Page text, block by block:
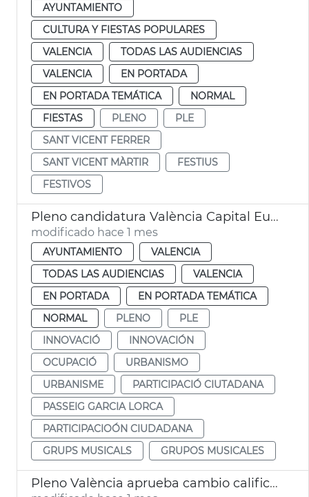
AYUNTAMIENTO
CULTURA Y FIESTAS POPULARES
VALENCIA
TODAS LAS AUDIENCIAS
VALENCIA
EN PORTADA
EN PORTADA TEMÁTICA
NORMAL
FIESTAS
PLENO
PLE
SANT VICENT FERRER
SANT VICENT MÀRTIR
FESTIUS
FESTIVOS
Pleno candidatura València Capital Europea Innovación
modificado hace 1 mes
AYUNTAMIENTO
VALENCIA
TODAS LAS AUDIENCIAS
VALENCIA
EN PORTADA
EN PORTADA TEMÁTICA
NORMAL
PLENO
PLE
INNOVACIÓ
INNOVACIÓN
OCUPACIÓ
URBANISMO
URBANISME
PARTICIPACIÓ CIUTADANA
PASSEIG GARCIA LORCA
PARTICIPACIOÓN CIUDADANA
GRUPS MUSICALS
GRUPOS MUSICALES
Pleno València aprueba cambio calificación naves Guatla